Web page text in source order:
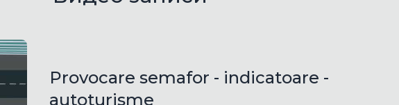
Provocare semafor - indicatoare -
autoturisme